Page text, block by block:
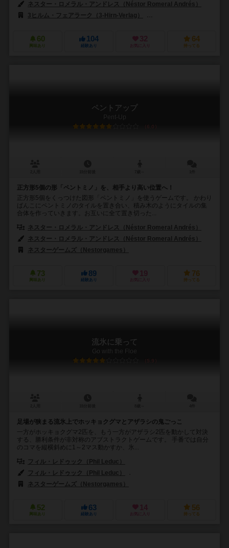
ネスター・ロメラル・アンドレス（Néstor Romeral Andrés）
3ヒルム・フェアラーク（3-Hirn-Verlag）
60
興味あり
104
経験あり
32
お気に入り
64
持ってる
ペントアップ
Pent-Up
6.0
正方形5個の形「ペントミノ」を、相手より高い位置へ！
正方形5個をくっつけた図形「ペントミノ」を使うゲームです。 かわり
ばんこにペントミノのタイルを置き合い、積み木のようにタイルの集
合体を作っていきます。お互いに全て置き切った...
ネスター・ロメラル・アンドレス（Néstor Romeral Andrés）
ネスター・ロメラル・アンドレス（Néstor Romeral Andrés）
ネスターゲームズ（Nestorgames）
73
興味あり
89
経験あり
19
お気に入り
76
持ってる
流氷に乗って
Go with the Floe
5.9
足場が狭まる流氷上でホッキョクグマとアザラシの鬼ごっこ
一方がホッキョクグマ2匹を、もう一方がアザラシ2匹を動かして対決
する、勝利条件が非対称のアブストラクトゲームです。 手番では自分
のコマを縦横斜めに1～2マス動かすか、氷...
フィル・レドゥック（Phil Leduc）
フィル・レドゥック（Phil Leduc）
ネスターゲームズ（Nestorgames）
52
興味あり
63
経験あり
14
お気に入り
56
持ってる